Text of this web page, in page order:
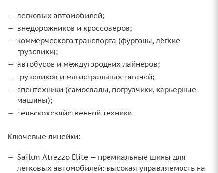
легковых автомобилей;
внедорожников и кроссоверов;
коммерческого транспорта (фургоны, лёгкие
грузовики);
автобусов и междугородних лайнеров;
грузовиков и магистральных тягачей;
спецтехники (самосвалы, погрузчики, карьерные
машины);
сельскохозяйственной техники.
Ключевые линейки:
Sailun Atrezzo Elite — премиальные шины для
легковых автомобилей: высокая управляемость на